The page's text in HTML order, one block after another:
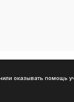
оказывать помощь